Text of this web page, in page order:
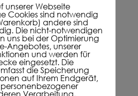
das: Diese Diskussionen gibt
sind sehr vielfältig. Immer
denken an ein morgen –
Tue ich genug? Ich möchte
Ich möchte eine Welt
noch unzählige
unserer Webseite
Cookies sind notwendig
andere sind
Die nicht-notwendigen
uns bei der Optimierung
Angebotes, unserer
und werden für
eingesetzt. Die
die Speicherung
auf Ihrem Endgerät,
Verarbeitung.